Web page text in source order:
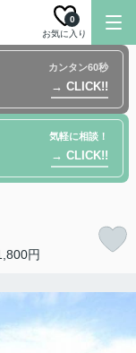
お気に入り
0
カンタン60秒
→ CLICK!!
気軽に相談！
→ CLICK!!
円